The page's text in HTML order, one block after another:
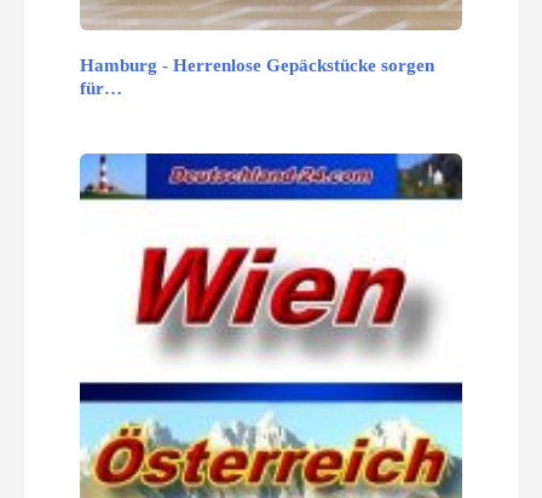
Hamburg - Herrenlose Gepäckstücke sorgen
für…